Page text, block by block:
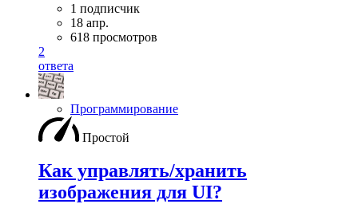
1 подписчик
18 апр.
618 просмотров
2
ответа
Программирование
Простой
Как управлять/хранить
изображения для UI?